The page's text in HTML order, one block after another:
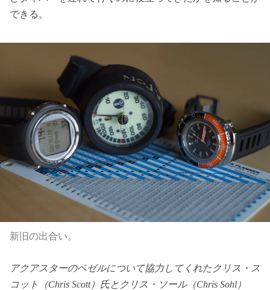
できる。
新旧の出合い。
アクアスターのベゼルについて協力してくれたクリス・ス
コット（Chris Scott）氏とクリス・ソール（Chris Sohl）